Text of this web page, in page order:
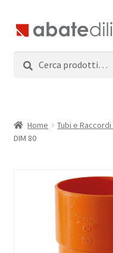
Vai
alla
navigazione
Vai
al
contenuto
Servizi
Registrati
Home Tubi e
DIM 80